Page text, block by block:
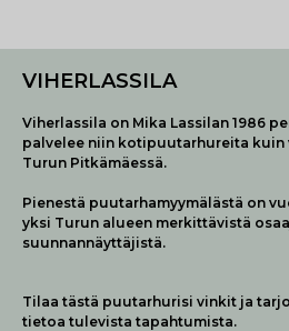
VIHERLASSILA
Viherlassila on Mika Lassilan 1986
palvelee niin kotipuutarhureita kuin
Turun Pitkämäessä.
Pienestä puutarhamyymälästä on
yksi Turun alueen merkittävistä
suunnannäyttäjistä.
Tilaa tästä puutarhurisi vinkit ja
tietoa tulevista tapahtumista.